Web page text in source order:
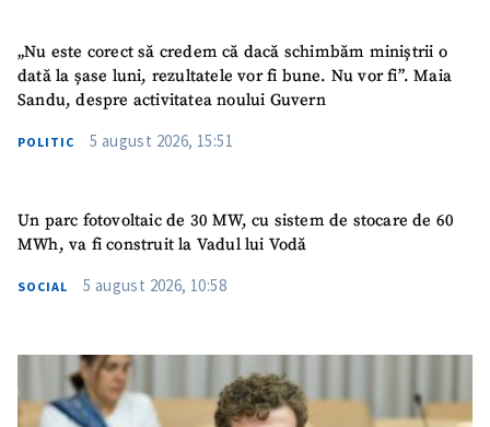
„Nu este corect să credem că dacă schimbăm miniștrii o
dată la șase luni, rezultatele vor fi bune. Nu vor fi”. Maia
Sandu, despre activitatea noului Guvern
POLITIC 5 august 2026, 15:51
Un parc fotovoltaic de 30 MW, cu sistem de stocare de 60
MWh, va fi construit la Vadul lui Vodă
SOCIAL 5 august 2026, 10:58
Nume+ Numele meu
Email+ Emailul meu
Am citit și sunt de
acord cupolitica de
confidențialitate